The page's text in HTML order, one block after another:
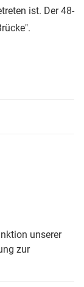
ist. Der 48-
unserer
zur